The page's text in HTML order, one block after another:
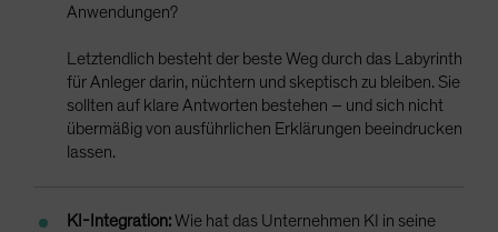
Anwendungen?
Letztendlich besteht der beste Weg durch das Labyrinth
für Anleger darin, nüchtern und skeptisch zu bleiben. Sie
sollten auf klare Antworten bestehen – und sich nicht
übermäßig von ausführlichen Erklärungen beeindrucken
lassen.
KI-Integration:Wie hat das Unternehmen KI in seine